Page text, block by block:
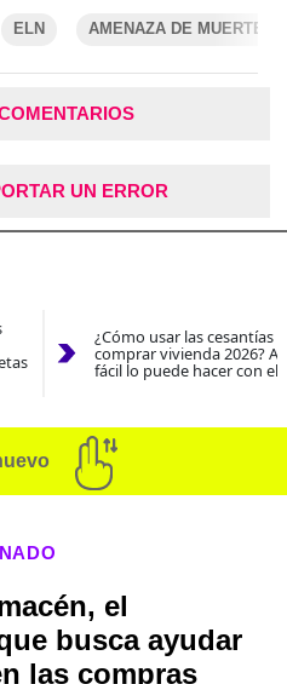
ELN AMENAZA DE MUERTE
UN ERROR
¿Cómo usar las cesantías
comprar vivienda 2026?
fácil lo puede hacer con el
el
busca ayudar
las compras